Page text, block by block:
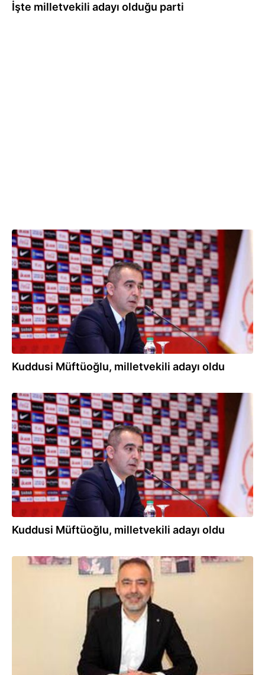
İşte milletvekili adayı olduğu parti
09.04.2023
Kuddusi Müftüoğlu, milletvekili adayı oldu
09.04.2023
Kuddusi Müftüoğlu, milletvekili adayı oldu
07.12.2020